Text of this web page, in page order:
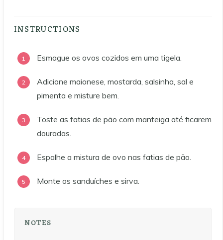
INSTRUCTIONS
Esmague os ovos cozidos em uma tigela.
Adicione maionese, mostarda, salsinha, sal e
pimenta e misture bem.
Toste as fatias de pão com manteiga até ficarem
douradas.
Espalhe a mistura de ovo nas fatias de pão.
Monte os sanduíches e sirva.
NOTES